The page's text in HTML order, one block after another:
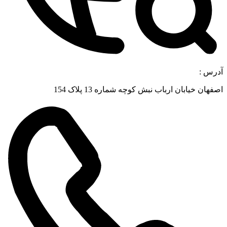
:
خیابان ارباب نبش کوچه شماره 13 پلاک 154